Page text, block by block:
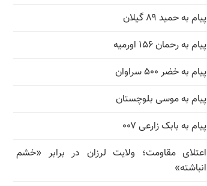
پیام به حمید ۸۹ گیلان
پیام به رحمان ۱۵۶ اورمیه
پیام به خضر ۵۰۰ سراوان
پیام به موسی بلوچستان
پیام به بابک زارعی ۰۰۷
اعتلای مقاومت؛ ولایت لرزان در برابر «خشم
انباشته»